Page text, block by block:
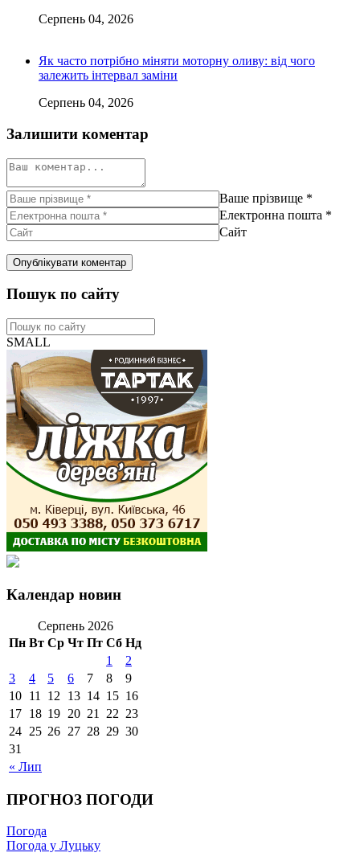
Серпень 04, 2026
Як часто потрібно міняти моторну оливу: від чого
залежить інтервал заміни
Серпень 04, 2026
Залишити коментар
Ваше прізвище *
Електронна пошта *
Сайт
Пошук по сайту
SMALL
Календар новин
Серпень 2026
Пн Вт Ср Чт Пт Сб Нд
« Лип
1
2
3
4 5 6 7 8
9
10 11 12 13 14 15 16
17 18 19 20 21 22 23
24 25 26 27 28 29 30
31
ПРОГНОЗ ПОГОДИ
Погода
Погода у Луцьку